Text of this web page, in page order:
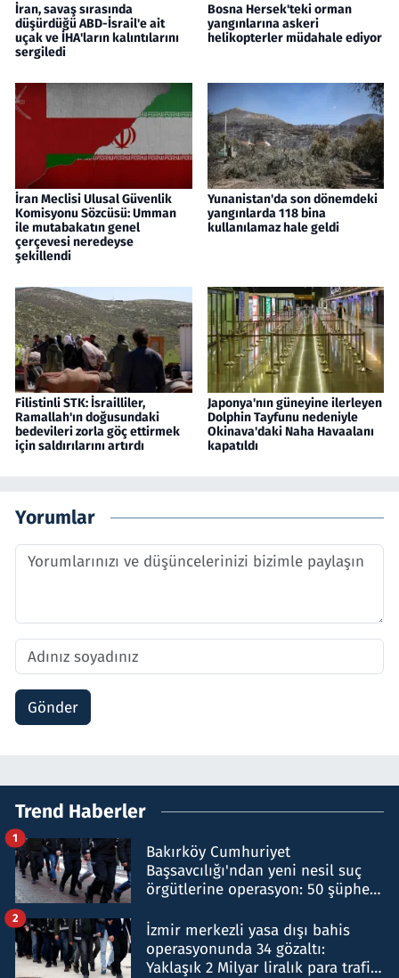
İran, savaş sırasında
düşürdüğü ABD-İsrail'e ait
uçak ve İHA'ların kalıntılarını
sergiledi
Bosna Hersek'teki orman
yangınlarına askeri
helikopterler müdahale ediyor
İran Meclisi Ulusal Güvenlik
Komisyonu Sözcüsü: Umman
ile mutabakatın genel
çerçevesi neredeyse
şekillendi
Yunanistan'da son dönemdeki
yangınlarda 118 bina
kullanılamaz hale geldi
Filistinli STK: İsrailliler,
Ramallah'ın doğusundaki
bedevileri zorla göç ettirmek
için saldırılarını artırdı
Japonya'nın güneyine ilerleyen
Dolphin Tayfunu nedeniyle
Okinava'daki Naha Havaalanı
kapatıldı
Yorumlar
Gönder
Trend Haberler
Bakırköy Cumhuriyet
Başsavcılığı'ndan yeni nesil suç
örgütlerine operasyon: 50 şüpheli
1
İzmir merkezli yasa dışı bahis
operasyonunda 34 gözaltı:
Yaklaşık 2 Milyar liralık para trafiği
2